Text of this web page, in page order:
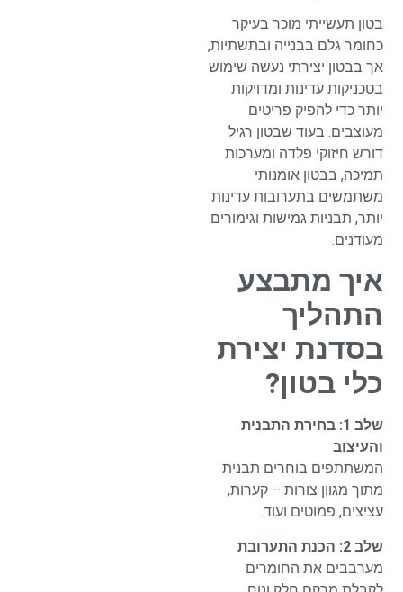
בטון תעשייתי מוכר בעיקר
כחומר גלם בבנייה ובתשתיות,
אך בבטון יצירתי נעשה שימוש
בטכניקות עדינות ומדויקות
יותר כדי להפיק פריטים
מעוצבים. בעוד שבטון רגיל
דורש חיזוקי פלדה ומערכות
תמיכה, בבטון אומנותי
משתמשים בתערובות עדינות
יותר, תבניות גמישות וגימורים
מעודנים.
איך מתבצע
התהליך
בסדנת יצירת
כלי בטון?
שלב 1: בחירת התבנית
והעיצוב
המשתתפים בוחרים תבנית
מתוך מגוון צורות – קערות,
עציצים, פמוטים ועוד.
שלב 2: הכנת התערובת
מערבבים את החומרים